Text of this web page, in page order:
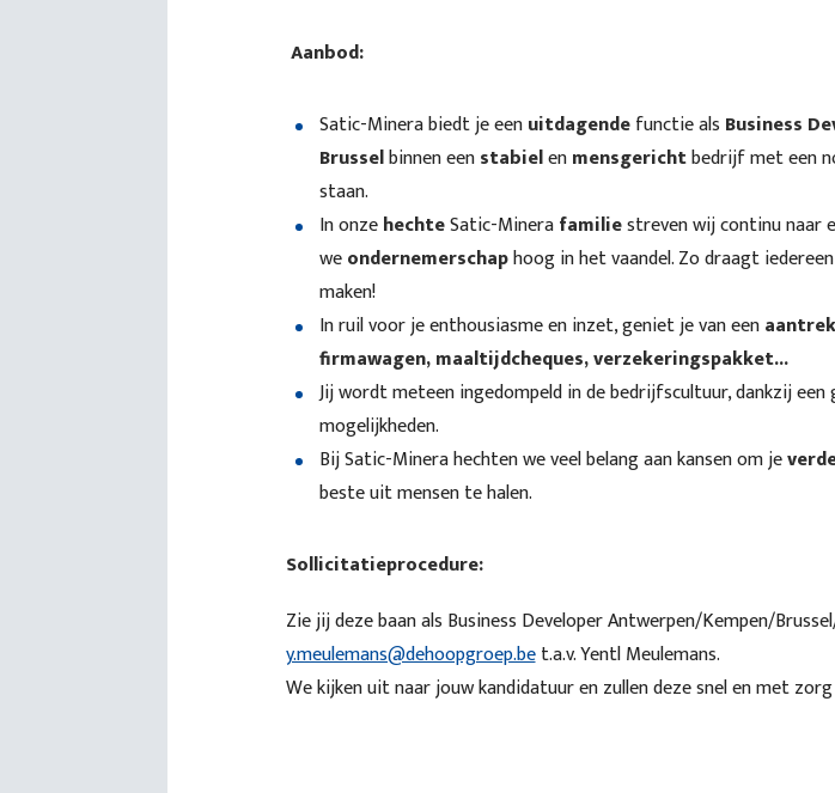
Aanbod:
Satic-Minera biedt je eenuitdagendefunctie als Business
Brusselbinnen eenstabielenmensgerichtbedrijf met een
staan.
In onzehechteSatic-Minerafamiliestreven wij continu naar
weondernemerschaphoog in het vaandel. Zo draagt
maken!
In ruil voor je enthousiasme en inzet, geniet je van een
firmawagen, maaltijdcheques, verzekeringspakket...
Jij wordt meteen ingedompeld in de bedrijfscultuur, dankzij een
mogelijkheden.
Bij Satic-Minera hechten we veel belang aan kansen om je
beste uit mensen te halen.
Sollicitatieprocedure:
Zie jij deze baan als Business Developer Antwerpen/Kempen/
y.meulemans@dehoopgroep.bet.a.v. Yentl Meulemans.
We kijken uit naar jouw kandidatuur en zullen deze snel en met